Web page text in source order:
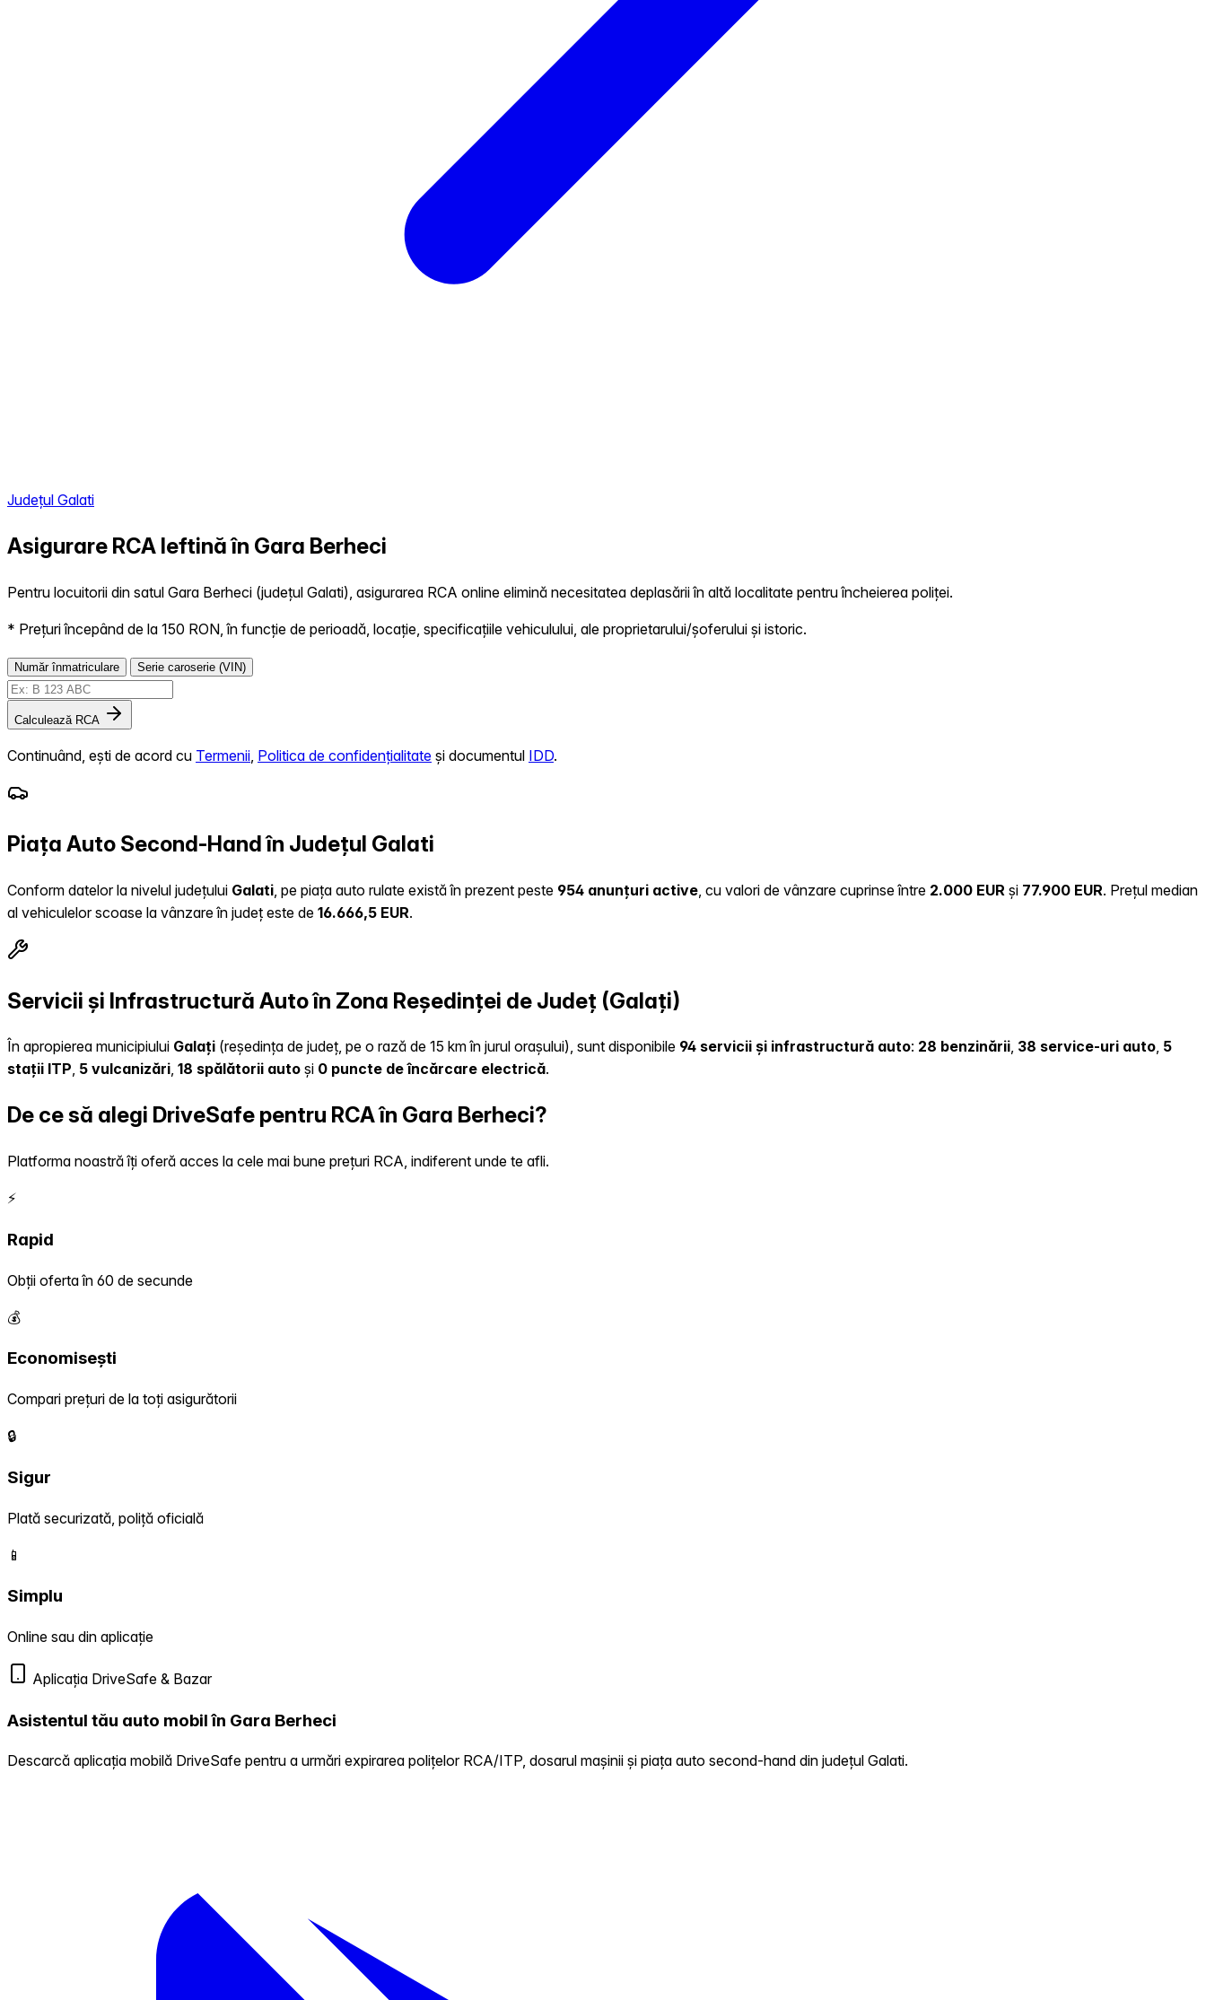
Județul Galati
Asigurare RCA Ieftină în Gara Berheci
Pentru locuitorii din satul Gara Berheci (județul Galati), asigurarea RCA online elimină necesitatea deplasării în altă localitate pentru încheierea poliței.
* Prețuri începând de la 150 RON, în funcție de perioadă, locație, specificațiile vehiculului, ale proprietarului/șoferului și istoric.
Număr înmatriculare Serie caroserie (VIN)
Calculează RCA
Continuând, ești de acord cu Termenii Politica de confidențialitate și documentul IDD.
Piața Auto Second-Hand în Județul Galati
Conform datelor la nivelul județului Galati , pe piața auto rulate există în prezent peste 954 anunțuri active , cu valori de vânzare cuprinse între 2.000 EUR și 77.900 EUR. Prețul median
al vehiculelor scoase la vânzare în județ este de 16.666,5 EUR.
Servicii și Infrastructură Auto în Zona Reședinței de Județ (Galați)
În apropierea municipiului Galați (reședința de județ, pe o rază de 15 km în jurul orașului), sunt disponibile 94 servicii și infrastructură auto: 28 benzinării, 38 service-uri auto, 5
stații ITP, 5 vulcanizări, 18 spălătorii auto și 0 puncte de încărcare electrică.
De ce să alegi DriveSafe pentru RCA în Gara Berheci?
Platforma noastră îți oferă acces la cele mai bune prețuri RCA, indiferent unde te afli.
⚡
Rapid
Obții oferta în 60 de secunde
💰
Economisești
Compari prețuri de la toți asigurătorii
🔒
Sigur
Plată securizată, poliță oficială
📱
Simplu
Online sau din aplicație
Aplicația DriveSafe & Bazar
Asistentul tău auto mobil în Gara Berheci
Descarcă aplicația mobilă DriveSafe pentru a urmări expirarea polițelor RCA/ITP, dosarul mașinii și piața auto second-hand din județul Galati.